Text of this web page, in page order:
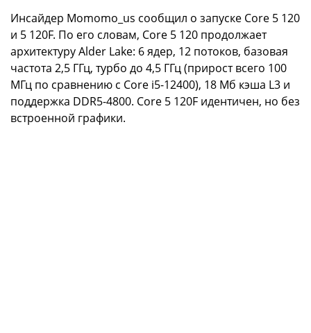
Инсайдер Momomo_us сообщил о запуске Core 5 120
и 5 120F. По его словам, Core 5 120 продолжает
архитектуру Alder Lake: 6 ядер, 12 потоков, базовая
частота 2,5 ГГц, турбо до 4,5 ГГц (прирост всего 100
МГц по сравнению с Core i5-12400), 18 Мб кэша L3 и
поддержка DDR5-4800. Core 5 120F идентичен, но без
встроенной графики.